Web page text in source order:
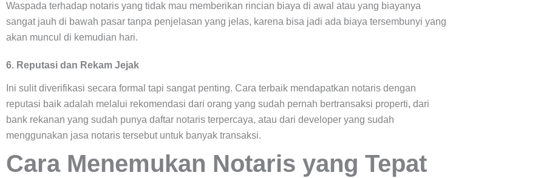
Waspada terhadap notaris yang tidak mau memberikan rincian biaya di awal atau yang biayanya
sangat jauh di bawah pasar tanpa penjelasan yang jelas, karena bisa jadi ada biaya tersembunyi yang
akan muncul di kemudian hari.
6. Reputasi dan Rekam Jejak
Ini sulit diverifikasi secara formal tapi sangat penting. Cara terbaik mendapatkan notaris dengan
reputasi baik adalah melalui rekomendasi dari orang yang sudah pernah bertransaksi properti, dari
bank rekanan yang sudah punya daftar notaris terpercaya, atau dari developer yang sudah
menggunakan jasa notaris tersebut untuk banyak transaksi.
Cara Menemukan Notaris yang Tepat